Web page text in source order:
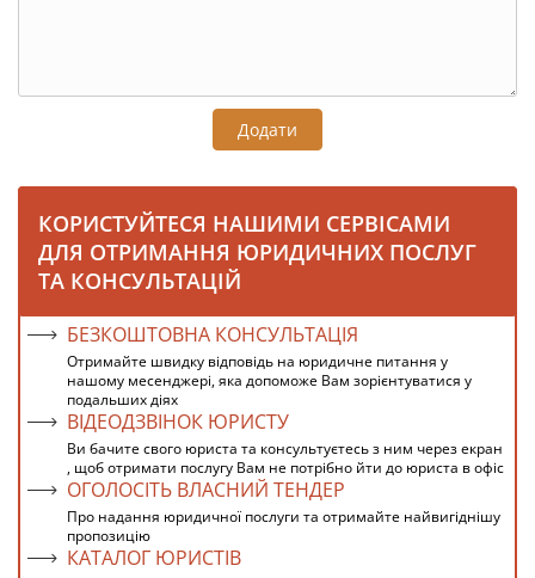
Додати
КОРИСТУЙТЕСЯ НАШИМИ СЕРВІСАМИ
ДЛЯ ОТРИМАННЯ ЮРИДИЧНИХ ПОСЛУГ
ТА КОНСУЛЬТАЦІЙ
БЕЗКОШТОВНА КОНСУЛЬТАЦІЯ
Отримайте швидку відповідь на юридичне питання у
нашому месенджері, яка допоможе Вам зорієнтуватися у
подальших діях
ВІДЕОДЗВІНОК ЮРИСТУ
Ви бачите свого юриста та консультуєтесь з ним через екран
, щоб отримати послугу Вам не потрібно йти до юриста в офіс
ОГОЛОСІТЬ ВЛАСНИЙ ТЕНДЕР
Про надання юридичної послуги та отримайте найвигіднішу
пропозицію
КАТАЛОГ ЮРИСТІВ